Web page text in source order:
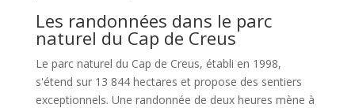
Les randonnées dans le parc
naturel du Cap de Creus
Le parc naturel du Cap de Creus, établi en 1998,
s'étend sur 13 844 hectares et propose des sentiers
exceptionnels. Une randonnée de deux heures mène à